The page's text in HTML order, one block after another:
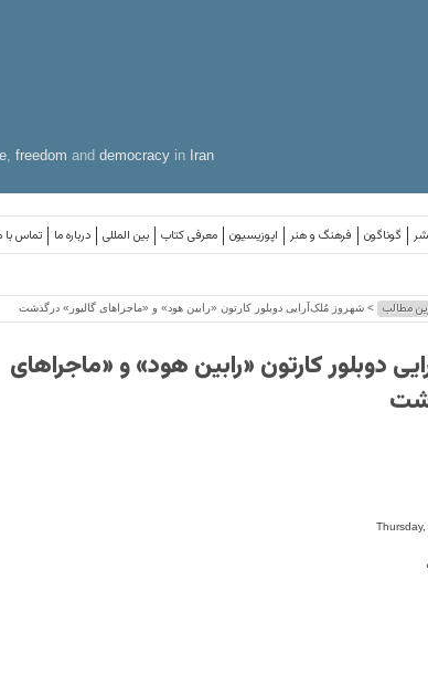
freedom and democracy in Iran
تماس با درباره ما بین المللی معرفی کتاب اپوزیسیون فرهنگ و هنر گوناگون
مطالب > شهروز مُلک‌آرایی دوبلور کارتون‌ «رابین هود» و «ماجراهای گالیور» درگذشت
دوبلور کارتون‌ «رابین هود» و «ماجراهای